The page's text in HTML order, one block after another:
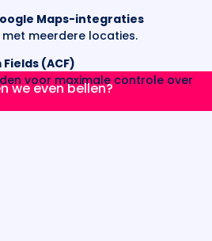
Maps-integraties
meerdere locaties.
(ACF)
voor maximale controle over
we even bellen?